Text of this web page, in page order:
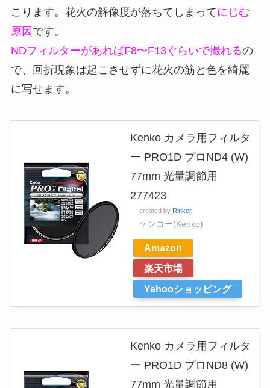
こります。花火の解像度が落ちてしまってにじむ
原因 です。
NDフィルターがあればF8〜F13ぐらいで撮れるの
で、回折現象は起こさせずに花火の筋と色を綺麗
に写せます。
Kenko カメラ用フィルタ
ー PRO1D プロND4 (W)
77mm 光量調節用
277423
created by Rinker
ケンコー(Kenko)
Amazon
楽天市場
Yahooショッピング
Kenko カメラ用フィルタ
ー PRO1D プロND8 (W)
77mm 光量調節用